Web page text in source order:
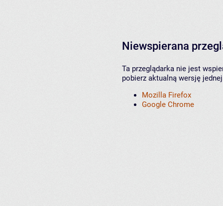
Niewspierana
Ta przeglądarka nie jest
pobierz aktualną wersję
Mozilla Firefox
Google Chrome